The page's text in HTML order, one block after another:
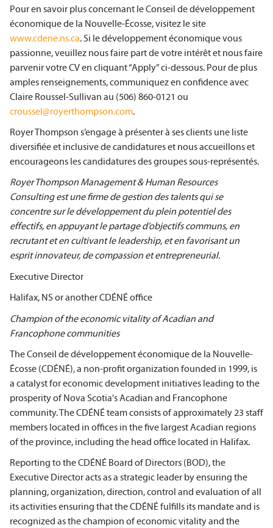
Pour en savoir plus concernant le Conseil de développement
économique de la Nouvelle-Écosse, visitez le site
www.cdene.ns.ca. Si le développement économique vous
passionne, veuillez nous faire part de votre intérêt et nous faire
parvenir votre CV en cliquant “Apply” ci-dessous. Pour de plus
amples renseignements, communiquez en confidence avec
Claire Roussel-Sullivan au (506) 860-0121 ou
croussel@royerthompson.com.
Royer Thompson s’engage à présenter à ses clients une liste
diversifiée et inclusive de candidatures et nous accueillons et
encourageons les candidatures des groupes sous-représentés.
Royer Thompson Management & Human Resources
Consulting est une firme de gestion des talents qui se
concentre sur le développement du plein potentiel des
effectifs, en appuyant le partage d’objectifs communs, en
recrutant et en cultivant le leadership, et en favorisant un
esprit innovateur, de compassion et entrepreneurial.
Executive Director
Halifax, NS or another CDÉNÉ office
Champion of the economic vitality of Acadian and
Francophone communities
The Conseil de développement économique de la Nouvelle-
Écosse (CDÉNÉ), a non-profit organization founded in 1999, is
a catalyst for economic development initiatives leading to the
prosperity of Nova Scotia's Acadian and Francophone
community. The CDÉNÉ team consists of approximately 23 staff
members located in offices in the five largest Acadian regions
of the province, including the head office located in Halifax.
Reporting to the CDÉNÉ Board of Directors (BOD), the
Executive Director acts as a strategic leader by ensuring the
planning, organization, direction, control and evaluation of all
its activities ensuring that the CDÉNÉ fulfills its mandate and is
recognized as the champion of economic vitality and the